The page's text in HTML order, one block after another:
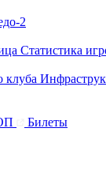
2
Статистика
клуба
Билеты